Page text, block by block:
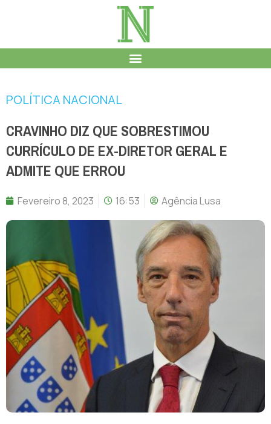
POLÍTICA NACIONAL
CRAVINHO DIZ QUE SOBRESTIMOU
CURRÍCULO DE EX-DIRETOR GERAL E
ADMITE QUE ERROU
Fevereiro 8, 2023 16:53 Agência Lusa